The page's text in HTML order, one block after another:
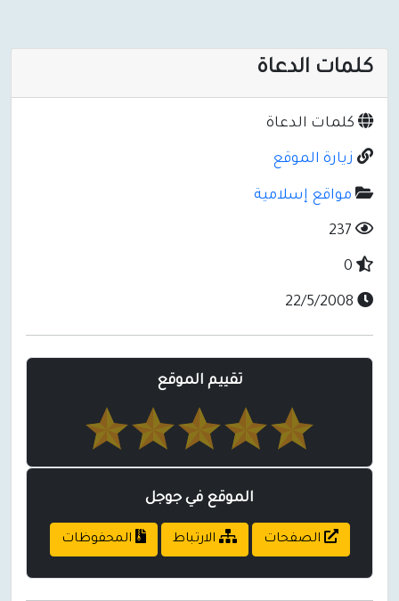
كلمات الدعاة
كلمات الدعاة
زيارة الموقع
مواقع إسلامية
تقييم الموقع
الموقع في جوجل
الصفحات الارتباط المحفوظات